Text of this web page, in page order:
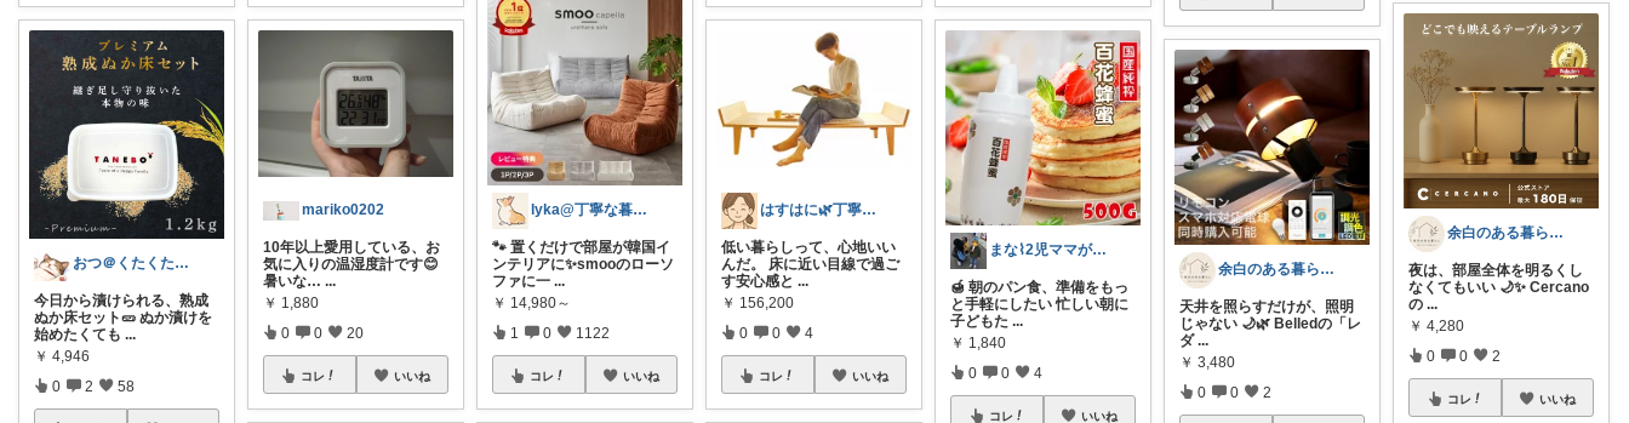
おつ＠くたくたのゆる健康
今日から漬けられる、熟成
ぬか床セット🥒 ぬか漬けを
始めたくても ...
￥ 4,946
0 2 58
mariko0202
10年以上愛用している、お
気に入りの温湿度計です😊
暑いな… ...
￥ 1,880
0 0 20
コレ いいね
lyka@丁寧な暮らし
🐾 置くだけで部屋が韓国イ
ンテリアに✨smooのローソ
ファに一 ...
￥ 14,980～
1 0 1122
コレ いいね
はすはに🌿丁寧な暮らし
低い暮らしって、心地いい
んだ。 床に近い目線で過ご
す安心感と ...
￥ 156,200
0 0 4
コレ いいね
まな⌇2児ママが目指すゆとりある暮らし
🍯 朝のパン食、準備をもっ
と手軽にしたい 忙しい朝に
子どもた ...
￥ 1,840
0 0 4
コレ いいね
余白のある暮らし｜住まいのプロが選ぶもの
天井を照らすだけが、照明
じゃない 🌙🌿 Belledの「レ
ダ ...
￥ 3,480
0 0 2
余白のある暮らし｜住まいのプロが選ぶもの
夜は、部屋全体を明るくし
なくてもいい 🌙✨ Cercano
の ...
￥ 4,280
0 0 2
コレ いいね